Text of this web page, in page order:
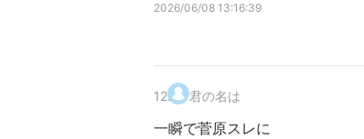
2026/06/08 13:16:39
12. 君の名は
一瞬で菅原スレに